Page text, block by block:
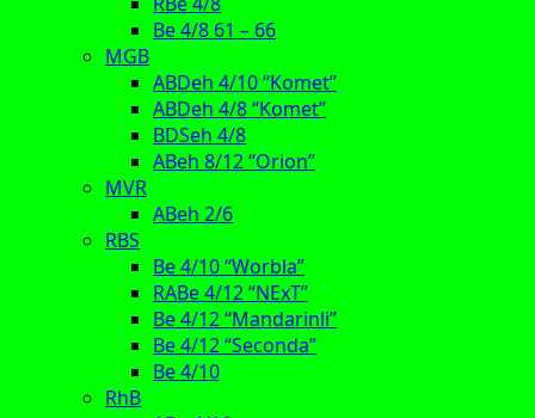
Be 4/8 61 – 66
MGB
ABDeh 4/10 “Komet”
ABDeh 4/8 “Komet”
BDSeh 4/8
ABeh 8/12 “Orion”
MVR
ABeh 2/6
RBS
Be 4/10 “Worbla”
RABe 4/12 “NExT”
Be 4/12 “Mandarinli”
Be 4/12 “Seconda”
Be 4/10
RhB